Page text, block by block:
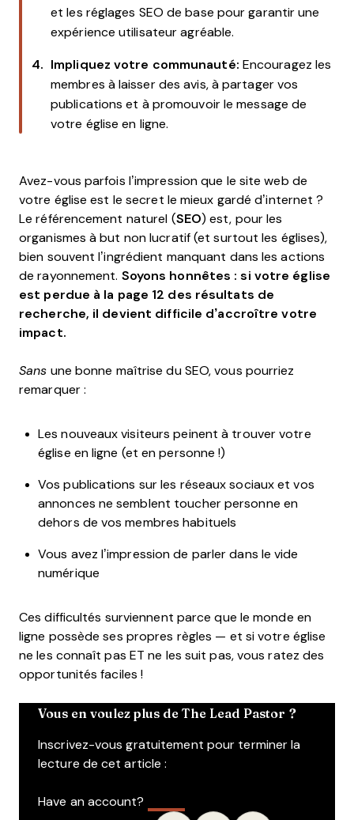
et les réglages SEO de base pour garantir une
expérience utilisateur agréable.
Impliquez votre communauté: Encouragez les
membres à laisser des avis, à partager vos
publications et à promouvoir le message de
votre église en ligne.
Avez-vous parfois l’impression que le site web de
votre église est le secret le mieux gardé d’internet ?
Le référencement naturel (SEO) est, pour les
organismes à but non lucratif (et surtout les églises),
bien souvent l’ingrédient manquant dans les actions
de rayonnement. Soyons honnêtes : si votre église
est perdue à la page 12 des résultats de
recherche, il devient difficile d’accroître votre
impact.
Sans une bonne maîtrise du SEO, vous pourriez
remarquer :
Les nouveaux visiteurs peinent à trouver votre
église en ligne (et en personne !)
Vos publications sur les réseaux sociaux et vos
annonces ne semblent toucher personne en
dehors de vos membres habituels
Vous avez l’impression de parler dans le vide
numérique
Ces difficultés surviennent parce que le monde en
ligne possède ses propres règles — et si votre église
ne les connaît pas ET ne les suit pas, vous ratez des
opportunités faciles !
Vous en voulez plus de The Lead Pastor ?
Inscrivez-vous gratuitement pour terminer la
lecture de cet article :
Have an account?